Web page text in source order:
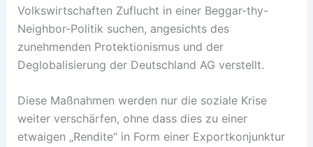
Volkswirtschaften Zuflucht in einer Beggar-thy-
Neighbor-Politik suchen, angesichts des
zunehmenden Protektionismus und der
Deglobalisierung der Deutschland AG verstellt.
Diese Maßnahmen werden nur die soziale Krise
weiter verschärfen, ohne dass dies zu einer
etwaigen „Rendite“ in Form einer Exportkonjunktur